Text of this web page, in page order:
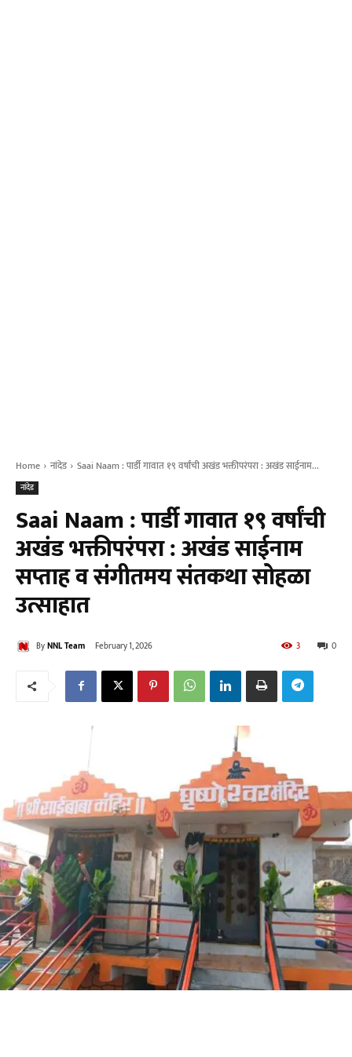
Home नांदेड Saai Naam : पार्डी गावात १९ वर्षांची अखंड भक्तीपरंपरा : अखंड साईनाम...
नांदेड
Saai Naam : पार्डी गावात १९ वर्षांची
अखंड भक्तीपरंपरा : अखंड साईनाम
सप्ताह व संगीतमय संतकथा सोहळा
उत्साहात
ByNNL Team February 1, 2026 0
3